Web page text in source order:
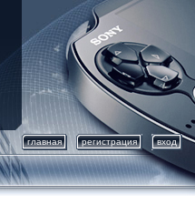
главная регистрация вход